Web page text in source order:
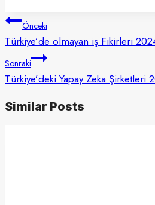
Yazı
gezinmesi
Önceki
Türkiye’de olmayan iş Fikirleri
Sonraki
Türkiye’deki Yapay Zeka Şirketleri
Similar Posts